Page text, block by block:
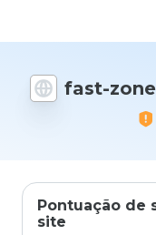
fast-
Pontuação de
site
que
você
daria